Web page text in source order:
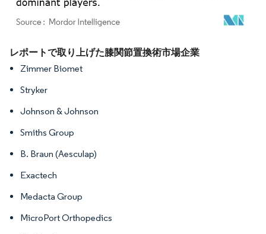
画像 © Mordor Intelligence。再利用にはCC BY 4.0の表示が必要です。
レポートで取り上げた膝関節置換術市場企業
Zimmer Biomet
Stryker
Johnson & Johnson
Smiths Group
B. Braun (Aesculap)
Exactech
Medacta Group
MicroPort Orthopedics